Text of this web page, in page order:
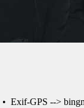
• Exif-GPS -->